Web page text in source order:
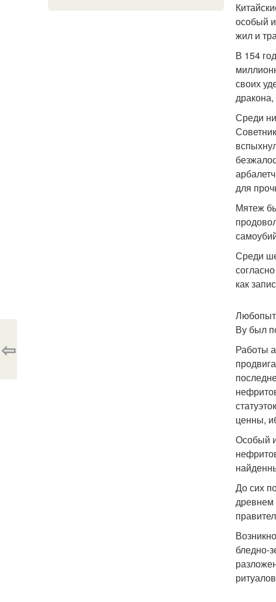
особый
жил и
В 154
своих
Среди
для
Мятеж
Среди
как
Ву был
Работы
ценны,
Особый
До сих
древнем
бледно-
⇦